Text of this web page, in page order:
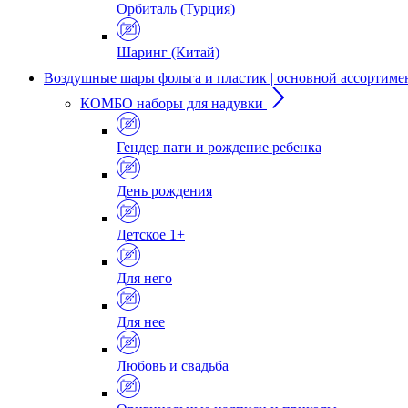
Орбиталь (Турция)
Шаринг (Китай)
Воздушные шары фольга и пластик | основной
КОМБО наборы для надувки
Гендер пати и рождение ребенка
День рождения
Детское 1+
Для него
Для нее
Любовь и свадьба